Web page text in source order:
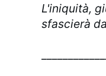
L'iniquità,
sfascierà